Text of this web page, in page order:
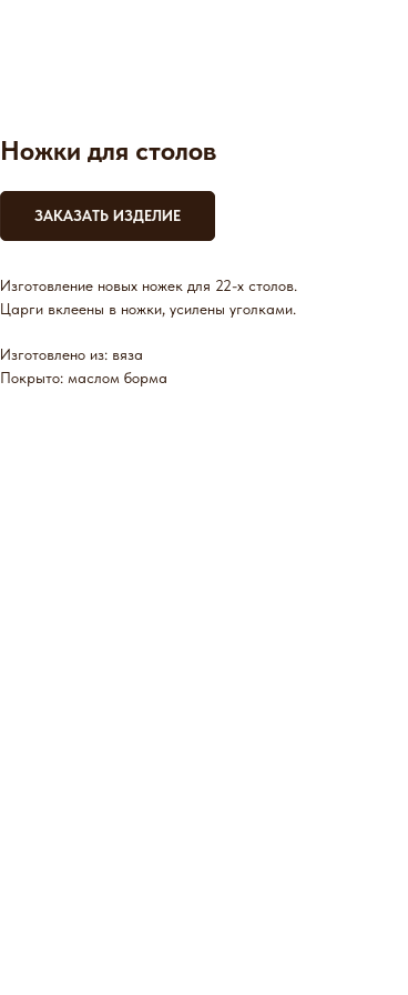
Ножки для столов
ЗАКАЗАТЬ ИЗДЕЛИЕ
Изготовление новых ножек для 22-х столов.
Царги вклеены в ножки, усилены уголками.
Изготовлено из: вяза
Покрыто: маслом борма